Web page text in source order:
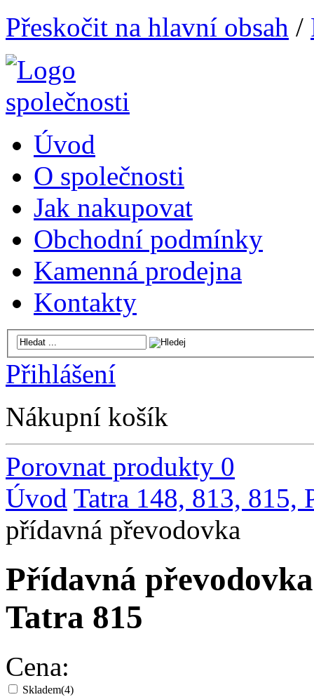
Přeskočit na hlavní obsah /
Úvod
O společnosti
Jak nakupovat
Obchodní podmínky
Kamenná prodejna
Kontakty
Přihlášení
Nákupní košík
Porovnat produkty 0
Úvod Tatra 148, 813, 815,
přídavná převodovka
Přídavná
Tatra 815
Cena:
Skladem(4)